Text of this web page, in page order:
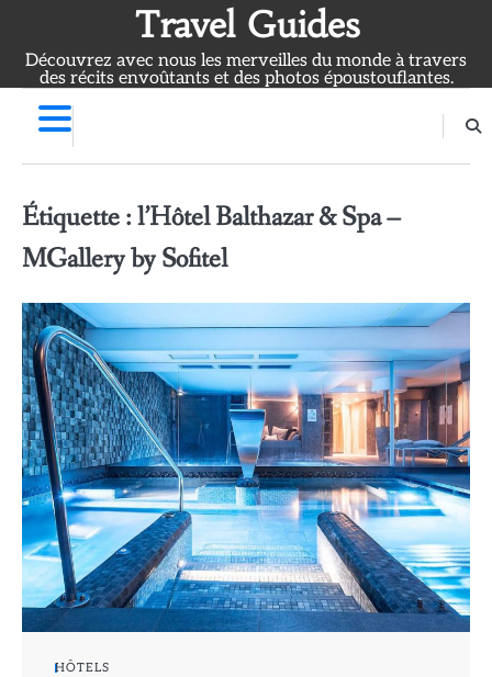
content
Travel Guides
Découvrez avec nous les merveilles du monde à travers
des récits envoûtants et des photos époustouflantes.
Étiquette :l’Hôtel Balthazar & Spa –
MGallery by Sofitel
HÔTELS